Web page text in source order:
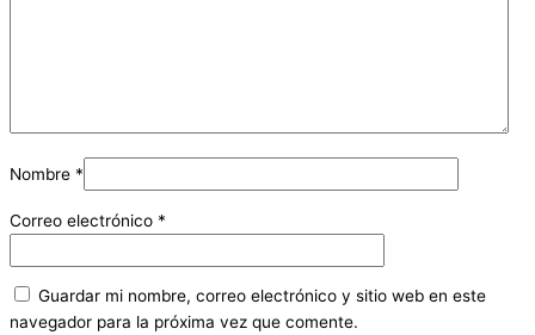
Nombre *
Correo electrónico *
Guardar mi nombre, correo electrónico y sitio web en este
navegador para la próxima vez que comente.